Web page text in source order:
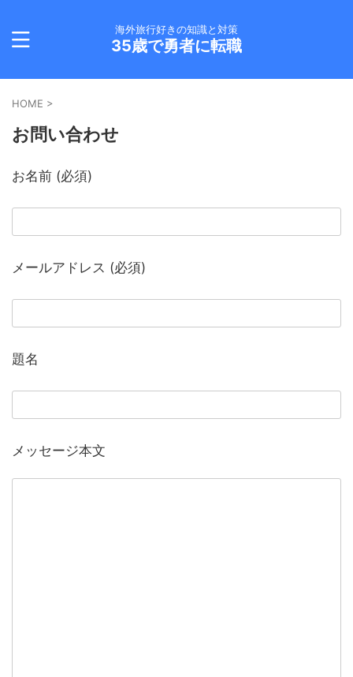
海外旅行好きの知識と対策
35歳で勇者に転職
HOME >
お問い合わせ
お名前 (必須)
メールアドレス (必須)
題名
メッセージ本文